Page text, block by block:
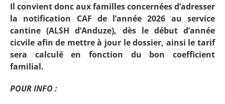
Il convient donc aux familles concernées d’adresser
la notification CAF de l’année 2026 au service
cantine (ALSH d’Anduze), dès le début d’année
cicvile afin de mettre à jour le dossier, ainsi le tarif
sera calculé en fonction du bon coefficient
familial.
POUR INFO :